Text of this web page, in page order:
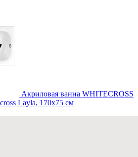
Акриловая ванна WHITECROSS
Layla, 170x75 см